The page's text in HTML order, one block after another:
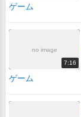
ゲーム
no image
7:16
ゲーム